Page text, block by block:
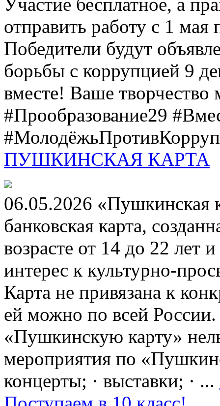
Участие бесплатное, а
отправить работу с 1 мая
Победители будут
борьбы с коррупцией 9
вместе! Ваше творчество
#Прообразование29
ПУШКИНСКАЯ КАРТА
06.05.2026 «Пушкинская
банковская карта,
возрасте от 14 до 22 лет
интерес к культурно-
Карта не привязана к
ей можно по всей
«Пушкинскую карту»
мероприятия по
концерты; · выставки; · ...